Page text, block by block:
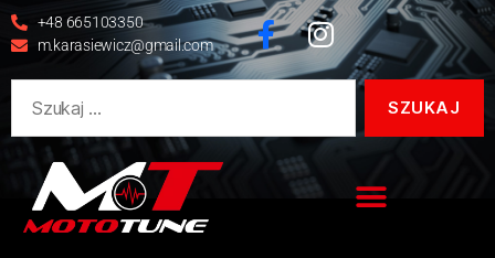
+48 665103350
m.karasiewicz@gmail.com